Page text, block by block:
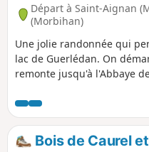
Départ à Saint-Aignan
(Morbihan)
Une jolie randonnée qui
lac de Guerlédan. On
remonte jusqu'à l'Abbaye
Bois de Caurel